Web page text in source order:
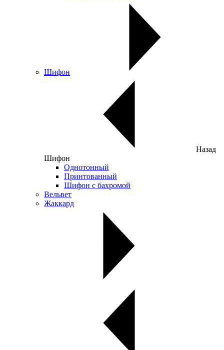
Шифон
Назад
Шифон
Однотонный
Принтованный
Шифон с бахромой
Вельвет
Жаккард